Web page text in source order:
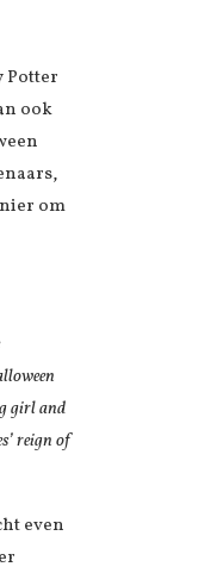
Potter
ook
om
girl and
reign of
even